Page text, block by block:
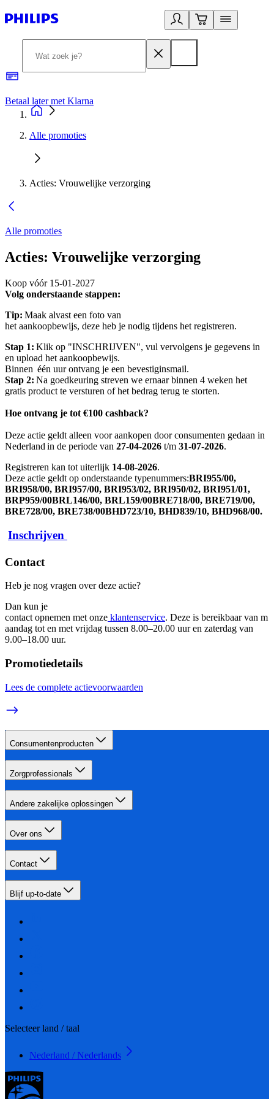
Betaal later met Klarna
Alle promoties
Acties: Vrouwelijke verzorging
Alle promoties
Acties: Vrouwelijke verzorging
Koop vóór 15-01-2027
Volg onderstaande stappen:
Tip: Maak alvast een foto van
het aankoopbewijs, deze heb je nodig tijdens het registreren.
Stap 1: Klik op "INSCHRIJVEN", vul vervolgens je gegevens in
en upload het aankoopbewijs.
Binnen  één uur ontvang je een bevestiginsmail.
Stap 2: Na goedkeuring streven we ernaar binnen 4 weken het
gratis product te versturen of het bedrag terug te storten.
Hoe ontvang je tot €100 cashback?
Deze actie geldt alleen voor aankopen door consumenten gedaan in
Nederland in de periode van 27-04-2026 t/m 31-07-2026.
Registreren kan tot uiterlijk 14-08-2026.
Deze actie geldt op onderstaande typenummers:BRI955/00,
BRI958/00, BRI957/00, BRI953/02, BRI950/02, BRI951/01,
BRP959/00BRL146/00, BRL159/00BRE718/00, BRE719/00,
BRE728/00, BRE738/00BHD723/10, BHD839/10, BHD968/00.
Contact
Heb je nog vragen over deze actie?
Dan kun je
contact opnemen met onze klantenservice. Deze is bereikbaar van m
aandag tot en met vrijdag tussen 8.00–20.00 uur en zaterdag van
9.00–18.00 uur.
Promotiedetails
Lees de complete actievoorwaarden
Consumentenproducten
Zorgprofessionals
Andere zakelijke oplossingen
Over ons
Contact
Blijf up-to-date
Selecteer land / taal
Nederland / Nederlands